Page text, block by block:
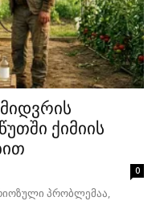
ქიმიის
0
პრობლემაა,